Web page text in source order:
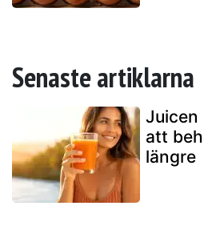
Senaste artiklarna
Juicen
att
längre